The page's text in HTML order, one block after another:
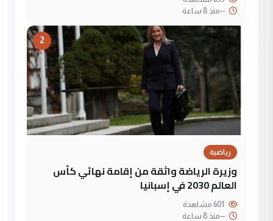
--منذ 8 ساعة
2
رياضية
وزيرة الرياضة واثقة من إقامة نهائي كأس
العالم 2030 في إسبانيا
--منذ 8 ساعة